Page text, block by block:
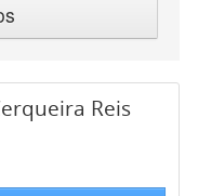
Reis